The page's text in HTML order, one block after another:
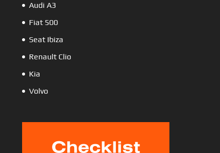
Audi A3
Fiat 500
Seat Ibiza
Renault Clio
Kia
Volvo